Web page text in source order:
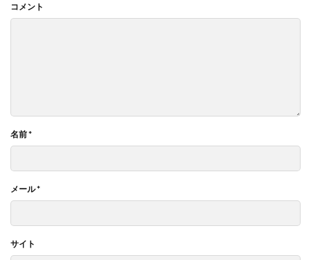
コメント
名前*
メール*
サイト